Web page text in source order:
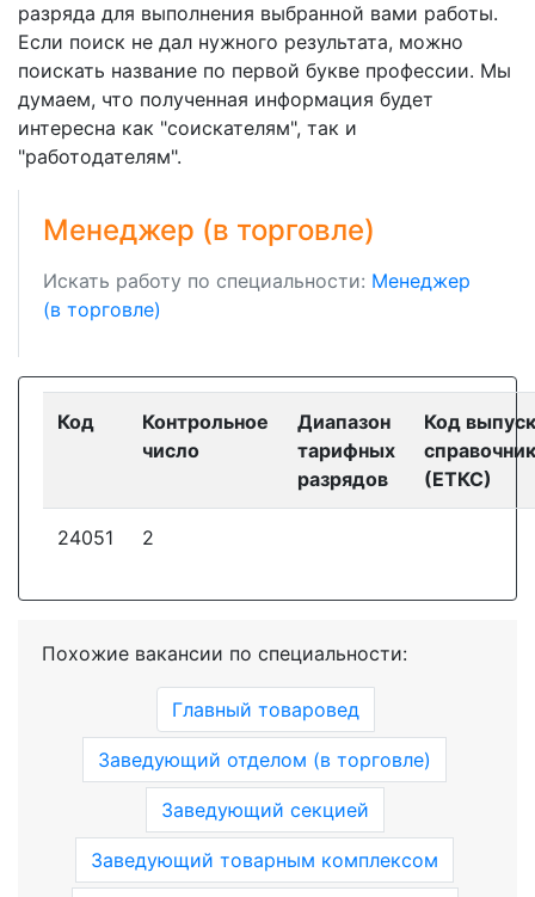
разряда для выполнения выбранной вами работы.
Если поиск не дал нужного результата, можно
поискать название по первой букве профессии. Мы
думаем, что полученная информация будет
интересна как "соискателям", так и
"работодателям".
Менеджер (в торговле)
Искать работу по специальности: Менеджер
(в торговле)
Код
Контрольное
число
Диапазон
тарифных
разрядов
Код
(ЕТКС)
24051 2
Похожие вакансии по специальности:
Главный товаровед
Заведующий отделом (в торговле)
Заведующий секцией
Заведующий товарным комплексом